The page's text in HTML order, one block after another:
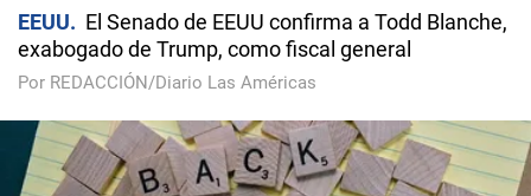
EEUU
El Senado de EEUU confirma a Todd Blanche,
exabogado de Trump, como fiscal general
Por REDACCIÓN/Diario Las Américas